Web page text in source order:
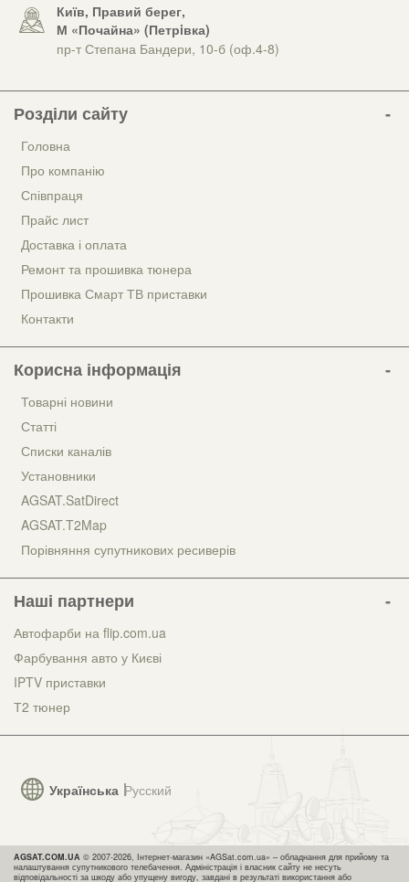
Київ, Правий берег,
М «Почайна» (Петрiвка)
пр-т Степана Бандери, 10-б (оф.4-8)
Українська Русский
Розділи сайту
Головна
Про компанію
Співпраця
Прайс лист
Доставка і оплата
Ремонт та прошивка тюнера
Прошивка Смарт ТВ приставки
Контакти
Корисна інформація
Товарні новини
Статті
Списки каналів
Установники
AGSAT.SatDirect
AGSAT.T2Map
Порівняння супутникових ресиверів
Наші партнери
Автофарби на flip.com.ua
Фарбування авто у Києві
IPTV приставки
Т2 тюнер
AGSAT.COM.UA © 2007-2026, Інтернет-магазин «AGSat.com.ua» – обладнання для прийому та
налаштування супутникового телебачення. Адміністрація і власник сайту не несуть
відповідальності за шкоду або упущену вигоду, завдані в результаті використання або